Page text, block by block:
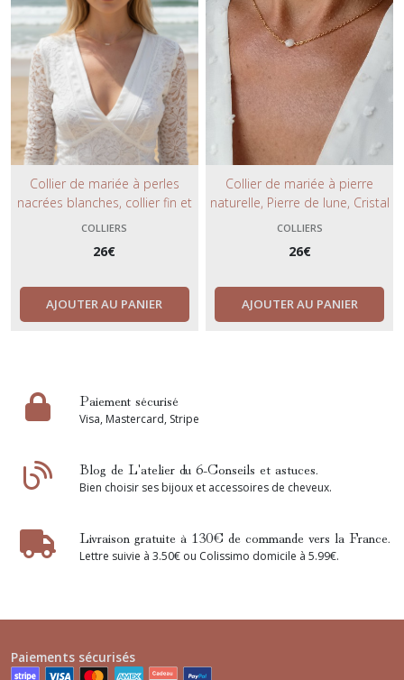
Collier de mariée à perles
nacrées blanches, collier fin et
délicat pour accompagner
COLLIERS
26€
AJOUTER AU PANIER
Collier de mariée à pierre
naturelle, Pierre de lune, Cristal
de roche, Lapis Lazuli.
COLLIERS
26€
AJOUTER AU PANIER
Paiement sécurisé
Visa, Mastercard, Stripe
Blog de L'atelier du 6-Conseils et astuces.
Bien choisir ses bijoux et accessoires de cheveux.
Livraison gratuite à 130€ de commande vers la France.
Lettre suivie à 3.50€ ou Colissimo domicile à 5.99€.
Paiements sécurisés